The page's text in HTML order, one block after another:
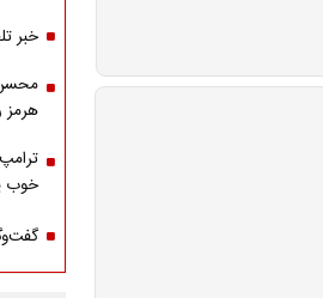
خبر
محسن
هرمز
خوب